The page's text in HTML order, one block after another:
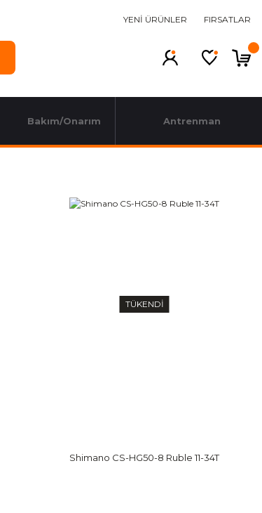
YENİ ÜRÜNLER FIRSATLAR
Bakım/Onarım Antrenman
TÜKENDİ
Shimano CS-HG50-8 Ruble 11-34T